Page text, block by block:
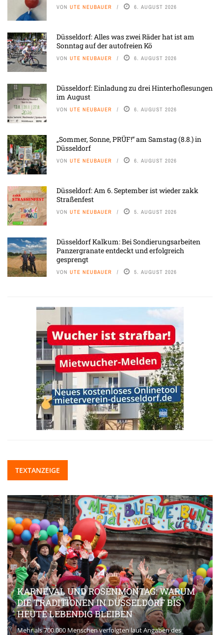
VON UTE NEUBAUER 6. AUGUST 2026
Düsseldorf: Alles was zwei Räder hat ist am
Sonntag auf der autofreien Kö
VON UTE NEUBAUER 6. AUGUST 2026
Düsseldorf: Einladung zu drei Hinterhoflesungen
im August
VON UTE NEUBAUER 6. AUGUST 2026
„Sommer, Sonne, PRÜF!“ am Samstag (8.8.) in
Düsseldorf
VON UTE NEUBAUER 6. AUGUST 2026
Düsseldorf: Am 6. September ist wieder zakk
Straßenfest
VON UTE NEUBAUER 5. AUGUST 2026
Düsseldorf Kalkum: Bei Sondierungsarbeiten
Panzergranate entdeckt und erfolgreich
gesprengt
VON UTE NEUBAUER 5. AUGUST 2026
TEXTANZEIGE
KARNEVAL UND ROSENMONTAG: WARUM
DIE TRADITIONEN IN DÜSSELDORF BIS
HEUTE LEBENDIG BLEIBEN
Mehr als 700.000 Menschen verfolgten laut Angaben des